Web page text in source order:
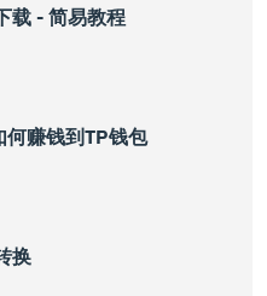
载 - 简易教程
何赚钱到TP钱包
换